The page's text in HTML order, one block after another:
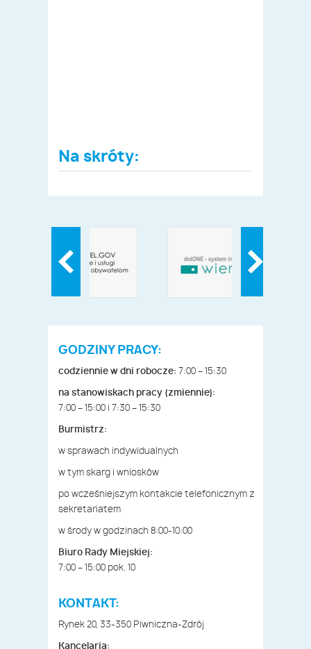
Na skróty:
GODZINY PRACY:
codziennie w dni robocze: 7:00 – 15:30
na stanowiskach pracy (zmiennie):
7:00 – 15:00 i 7:30 – 15:30
Burmistrz:
w sprawach indywidualnych
w tym skarg i wniosków
po wcześniejszym kontakcie telefonicznym z
sekretariatem
w środy w godzinach 8:00-10:00
Biuro Rady Miejskiej:
7:00 – 15:00 pok. 10
KONTAKT:
Rynek 20, 33-350 Piwniczna-Zdrój
Kancelaria: